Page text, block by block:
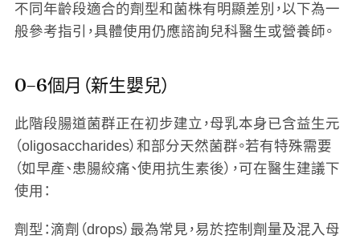
不同年齡段適合的劑型和菌株有明顯差別，以下為一
般參考指引，具體使用仍應諮詢兒科醫生或營養師。
0–6個月（新生嬰兒）
此階段腸道菌群正在初步建立，母乳本身已含益生元
（oligosaccharides）和部分天然菌群。若有特殊需要
（如早產、患腸絞痛、使用抗生素後），可在醫生建議下
使用：
劑型 ：滴劑（drops）最為常見，易於控制劑量及混入母